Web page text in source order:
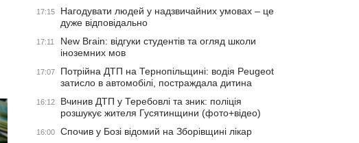
17:15
Нагодувати людей у надзвичайних умовах – це
дуже відповідально
17:11
New Brain: відгуки студентів та огляд школи
іноземних мов
17:07
Потрійна ДТП на Тернопільщині: водія Peugeot
затисло в автомобілі, постраждала дитина
16:12
Вчинив ДТП у Теребовлі та зник: поліція
розшукує жителя Гусятинщини (фото+відео)
16:00 Спочив у Бозі відомий на Зборівщині лікар